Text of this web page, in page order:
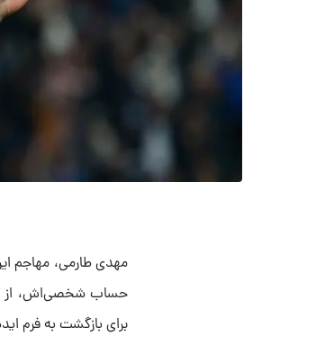
مهدی طارمی، مهاجم
حساب شخصی‌اش، از
برای بازگشت به فرم